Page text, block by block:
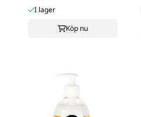
I lager
Köp nu